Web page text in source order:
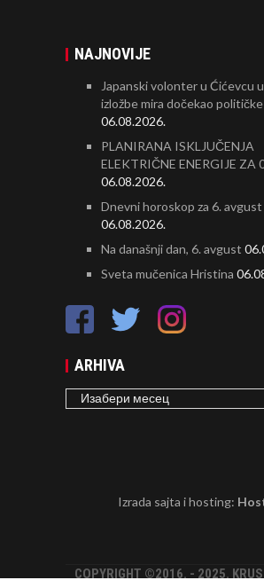
NAJNOVIJE
Japanski volonter u Ćićevcu
izložbe mira dočekao
06.08.2026.
PLANIRANA ISKLJUČENJA
ELEKTRIČNE ENERGIJE ZA
06.08.2026.
Dnevni horoskop za 6.
06.08.2026.
Na današnji dan, 6. avgust
Sveta mučenica Hristina
ARHIVA
ARHIVA
Izrada sajta i hosting:
COPYRIGHT ©2016. - 2025.